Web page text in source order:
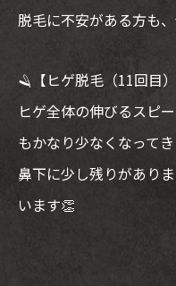
脱毛に不安がある方も
🪒【ヒゲ脱毛（11回目）
ヒゲ全体の伸びるスピ
もかなり少なくなって
鼻下に少し残りがあり
います👏